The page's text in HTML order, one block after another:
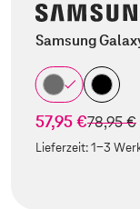
Samsung
57,95 €statt
78,95 €
Lieferzeit:1-3